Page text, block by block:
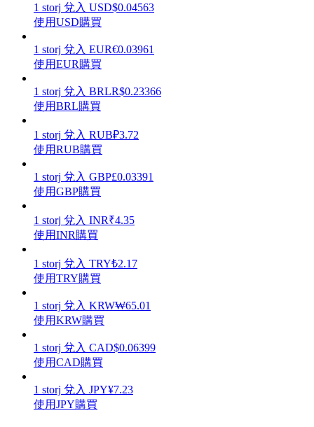
增值寶
使您的資產穩定增值
機槍池
一鍵質押鎖定高收益
1 storj 兌入 USD$0.04563
使用USD購買
1 storj 兌入 EUR€0.03961
使用EUR購買
1 storj 兌入 BRLR$0.23366
使用BRL購買
1 storj 兌入 RUB₽3.72
使用RUB購買
1 storj 兌入 GBP£0.03391
使用GBP購買
1 storj 兌入 INR₹4.35
使用INR購買
1 storj 兌入 TRY₺2.17
使用TRY購買
1 storj 兌入 KRW₩65.01
使用KRW購買
1 storj 兌入 CAD$0.06399
使用CAD購買
1 storj 兌入 JPY¥7.23
使用JPY購買